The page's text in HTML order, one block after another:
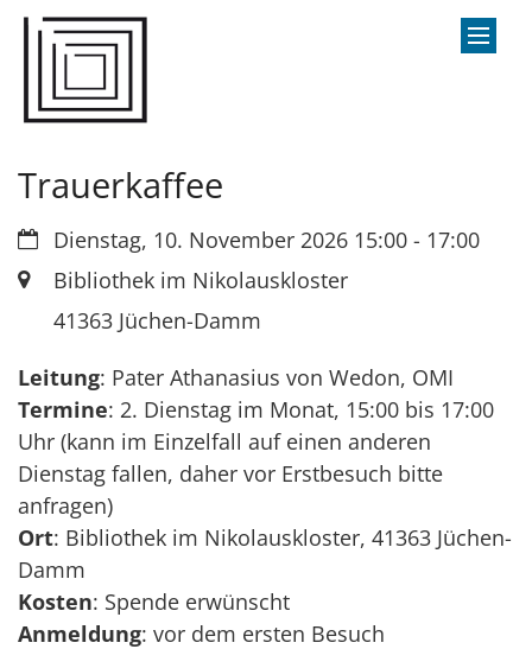
Zum Inhalt springen
Trauerkaffee
Datum:Dienstag, 10. November 2026 15:00 - 17:00
Ort: Bibliothek im Nikolauskloster
41363 Jüchen-Damm
Leitung: Pater Athanasius von Wedon, OMI
Termine: 2. Dienstag im Monat, 15:00 bis 17:00
Uhr (kann im Einzelfall auf einen anderen
Dienstag fallen, daher vor Erstbesuch bitte
anfragen)
Ort: Bibliothek im Nikolauskloster, 41363 Jüchen-
Damm
Kosten: Spende erwünscht
Anmeldung: vor dem ersten Besuch